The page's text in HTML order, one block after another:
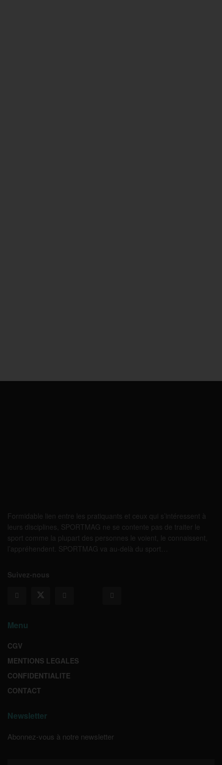
Formidable lien entre les pratiquants et ceux qui s’intéressent à
leurs disciplines, SPORTMAG ne se contente pas de traiter le
sport comme la plupart des personnes le voient, le connaissent,
l’appréhendent. SPORTMAG va au-delà du sport…
Suivez-nous
Menu
CGV
MENTIONS LEGALES
CONFIDENTIALITE
CONTACT
Newsletter
Abonnez-vous à notre newsletter